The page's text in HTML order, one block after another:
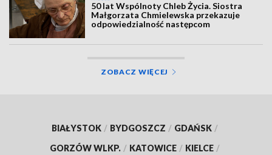
50 lat Wspólnoty Chleb Życia. Siostra
Małgorzata Chmielewska przekazuje
odpowiedzialność następcom
ZOBACZ WIĘCEJ
BIAŁYSTOK / BYDGOSZCZ / GDAŃSK /
GORZÓW WLKP. / KATOWICE / KIELCE /